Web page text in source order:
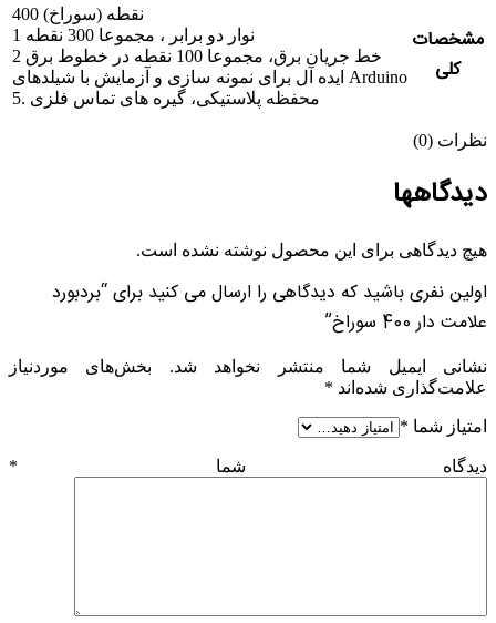
مشخصات
کلی
400 نقطه (سوراخ)
1 نوار دو برابر ، مجموعا 300 نقطه
2 خط جریان برق، مجموعا 100 نقطه در خطوط برق
ایده آل برای نمونه سازی و آزمایش با شیلدهای Arduino
5. محفظه پلاستیکی، گیره های تماس فلزی
نظرات (0)
دیدگاهها
هیچ دیدگاهی برای این محصول نوشته نشده است.
اولین نفری باشید که دیدگاهی را ارسال می کنید برای “بردبورد
علامت دار 400 سوراخ”
نشانی ایمیل شما منتشر نخواهد شد.
بخش‌های موردنیاز
علامت‌گذاری شده‌اند *
امتیاز شما *
دیدگاه شما *